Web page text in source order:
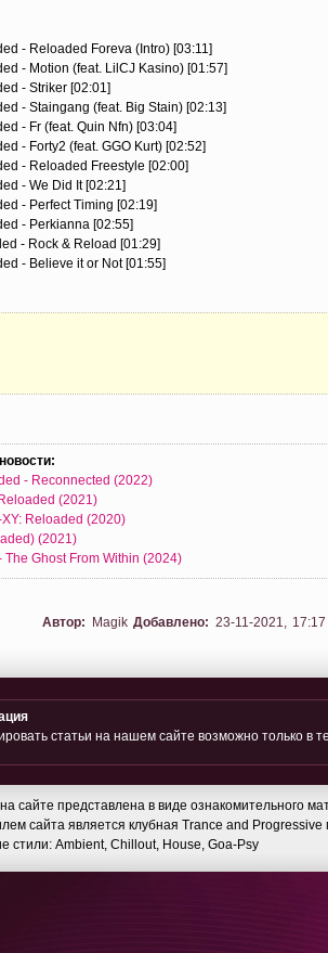
- Reloaded Foreva (Intro) [03:11]
- Motion (feat. LilCJ Kasino) [01:57]
- Striker [02:01]
- Staingang (feat. Big Stain) [02:13]
- Fr (feat. Quin Nfn) [03:04]
- Forty2 (feat. GGO Kurt) [02:52]
- Reloaded Freestyle [02:00]
- We Did It [02:21]
- Perfect Timing [02:19]
- Perkianna [02:55]
- Rock & Reload [01:29]
- Believe it or Not [01:55]
- Reconnected (2022)
(2021)
Reloaded (2020)
(2021)
Ghost From Within (2024)
Автор: Magik Добавлено: 23-11-2021, 17:17
статьи на нашем сайте возможно только в
сайте представлена в виде ознакомительного
сайта является клубная Trance and
стили: Ambient, Chillout, House, Goa-Psy